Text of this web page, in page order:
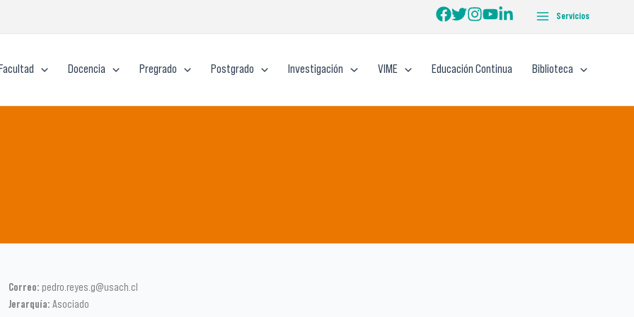
Servicios
Docencia Pregrado Postgrado Investigación VIME Educación Continua Biblioteca
Correo: pedro.reyes.g@usach.cl
Jerarquía: Asociado